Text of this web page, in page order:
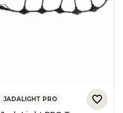
JADALIGHT PRO